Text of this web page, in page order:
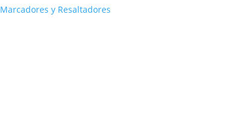
Marcadores y Resaltadores